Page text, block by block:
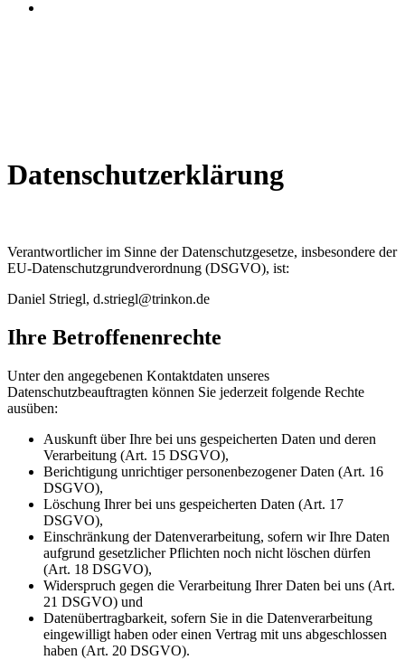
Datenschutzerklärung
Verantwortlicher im Sinne der Datenschutzgesetze, insbesondere der
EU-Datenschutzgrundverordnung (DSGVO), ist:
Daniel Striegl, d.striegl@trinkon.de
Ihre Betroffenenrechte
Unter den angegebenen Kontaktdaten unseres
Datenschutzbeauftragten können Sie jederzeit folgende Rechte
ausüben:
Auskunft über Ihre bei uns gespeicherten Daten und deren
Verarbeitung (Art. 15 DSGVO),
Berichtigung unrichtiger personenbezogener Daten (Art. 16
DSGVO),
Löschung Ihrer bei uns gespeicherten Daten (Art. 17
DSGVO),
Einschränkung der Datenverarbeitung, sofern wir Ihre Daten
aufgrund gesetzlicher Pflichten noch nicht löschen dürfen
(Art. 18 DSGVO),
Widerspruch gegen die Verarbeitung Ihrer Daten bei uns (Art.
21 DSGVO) und
Datenübertragbarkeit, sofern Sie in die Datenverarbeitung
eingewilligt haben oder einen Vertrag mit uns abgeschlossen
haben (Art. 20 DSGVO).